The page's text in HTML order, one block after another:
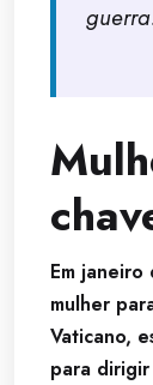
Em
mulher
Vaticano,
para